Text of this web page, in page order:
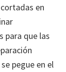
en
para que las
pegue en el